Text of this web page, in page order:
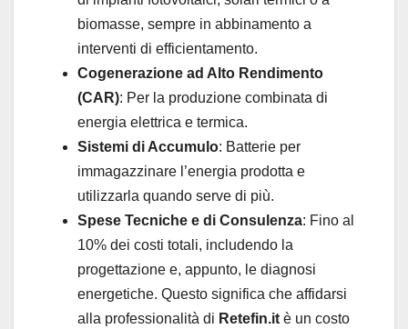
biomasse, sempre in abbinamento a
interventi di efficientamento.
Cogenerazione ad Alto Rendimento
(CAR): Per la produzione combinata di
energia elettrica e termica.
Sistemi di Accumulo: Batterie per
immagazzinare l’energia prodotta e
utilizzarla quando serve di più.
Spese Tecniche e di Consulenza: Fino al
10% dei costi totali, includendo la
progettazione e, appunto, le diagnosi
energetiche. Questo significa che affidarsi
alla professionalità di Retefin.it è un costo